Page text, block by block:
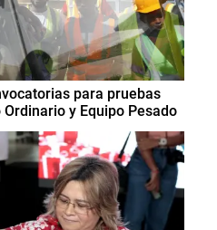
para pruebas
y Equipo Pesado